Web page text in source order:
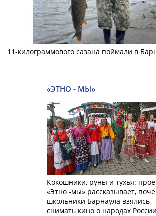
11-килограммового сазана поймали в
«ЭТНО - МЫ»
Кокошники, руны и тухья:
«Этно -мы» рассказывает,
школьники Барнаула взялись
снимать кино о народах России